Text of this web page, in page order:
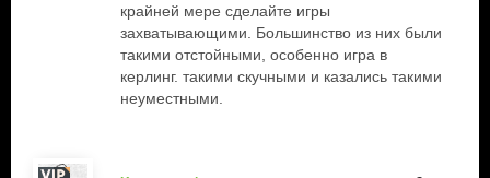
крайней мере сделайте игры
захватывающими. Большинство из них были
такими отстойными, особенно игра в
керлинг. такими скучными и казались такими
неуместными.